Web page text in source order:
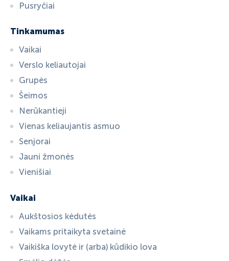
Pusryčiai
Tinkamumas
Vaikai
Verslo keliautojai
Grupės
Šeimos
Nerūkantieji
Vienas keliaujantis asmuo
Senjorai
Jauni žmonės
Vienišiai
Vaikai
Aukštosios kėdutės
Vaikams pritaikyta svetainė
Vaikiška lovytė ir (arba) kūdikio lova